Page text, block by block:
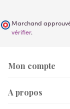
Marchand
vérifier.
Mon compte
A propos